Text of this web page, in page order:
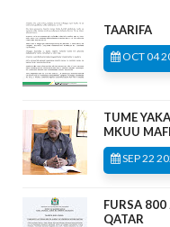
TAARIFA
OCT 04
TUME
MKUU
SEP 22
FURSA 800
QATAR